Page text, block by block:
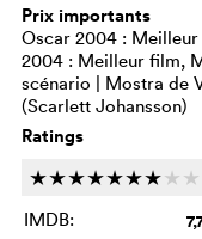
Prix importants
Oscar 2004 :
2004 : Meilleur film,
scénario | Mostra de
(Scarlett Johansson)
Ratings
ccccccc c c
IMDB: